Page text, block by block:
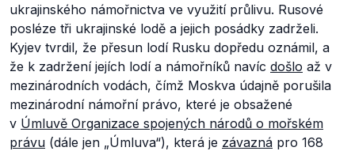
ukrajinského námořnictva ve využití průlivu. Rusové
posléze tři ukrajinské lodě a jejich posádky zadrželi.
Kyjev tvrdil, že přesun lodí Rusku dopředu oznámil, a
že k zadržení jejích lodí a námořníků navíc došlo až v
mezinárodních vodách, čímž Moskva údajně porušila
mezinárodní námořní právo, které je obsažené
v Úmluvě Organizace spojených národů o mořském
právu (dále jen „Úmluva“), která je závazná pro 168